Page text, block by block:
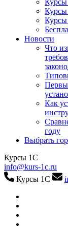
Курсы
Новости
Что
Как
году
Выбрать
Курсы 1С
info@kurs-1c.ru
Курсы 1С